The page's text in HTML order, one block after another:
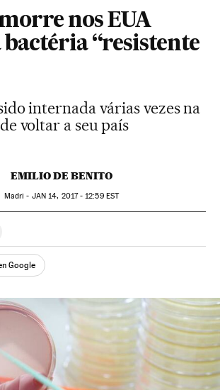
nos EUA
bactéria “resistente
internada várias vezes na
voltar a seu país
EMILIO DE BENITO
Madri - JAN 14, 2017 - 12:59EST
Facebook
en TwitterRedes Sociales
Google